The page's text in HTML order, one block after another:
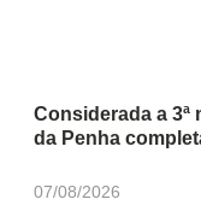
Considerada a 3ª
da Penha
07/08/2026